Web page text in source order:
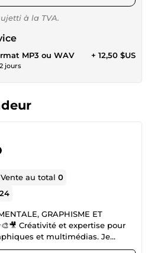
à la TVA.
MP3 ou WAV
jours
+ 12,50 $US
Vente au total0
GRAPHISME ET
Créativité et expertise pour
et multimédias. Je
création instrumentale,